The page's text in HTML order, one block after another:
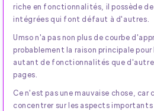
riche en fonctionnalités, il possède
intégrées qui font défaut à d'autres.
Umso n'a pas non plus de courbe
probablement la raison principale
autant de fonctionnalités que
pages.
Ce n'est pas une mauvaise chose, car
concentrer sur les aspects